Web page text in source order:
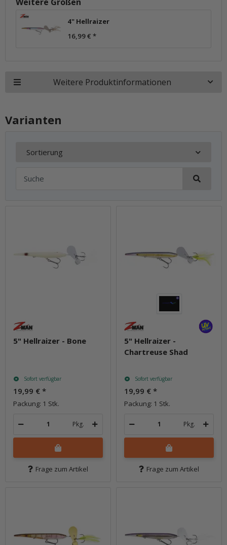
4" Hellraizer
16,99 € *
Weitere Produktinformationen
Varianten
Sortierung
5" Hellraizer - Bone
Sofort verfügbar
19,99 € *
Packung: 1 Stk.
Pkg.
Frage zum Artikel
5" Hellraizer -
Chartreuse Shad
Sofort verfügbar
19,99 € *
Packung: 1 Stk.
Pkg.
Frage zum Artikel